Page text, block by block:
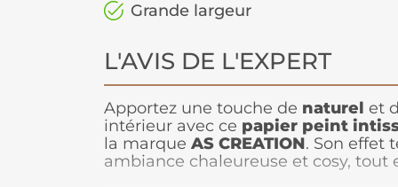
Grande largeur
L'AVIS DE L'EXPERT
Apportez une touche de naturel et
intérieur avec ce papier peint
la marque AS CREATION. Son effet
ambiance chaleureuse et cosy, tout